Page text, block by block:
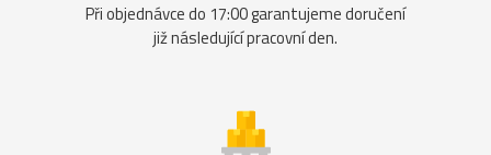
Při objednávce do 17:00 garantujeme doručení
již následující pracovní den.